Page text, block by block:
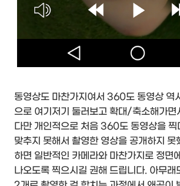
동영상도 마찬가지여서 360도 동영상 역
으로 여기저기 둘러보고 확대/축소해가면
다만 개인적으로 처음 360도 동영상을 찍
맞추지 못해서 촬영한 영상을 공개하지 못
하면 일반적인 카메라와 마찬가지로 정면
나오도록 찍으시길 권해 드립니다. 아무